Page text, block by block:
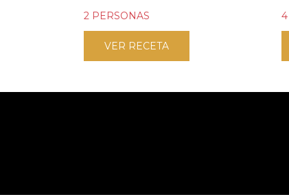
2 PERSONAS
VER RECETA